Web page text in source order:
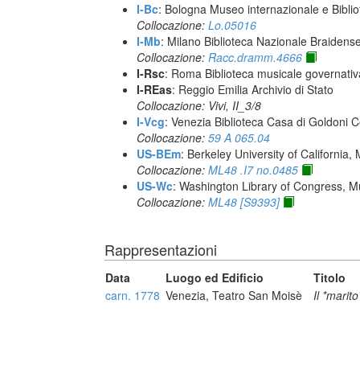
I-Bc: Bologna Museo internazionale e
Collocazione: Lo.05016
I-Mb: Milano Biblioteca Nazionale
Collocazione: Racc.dramm.4666
I-Rsc: Roma Biblioteca musicale
I-REas: Reggio Emilia Archivio di Stato
Collocazione: Vivi, II_3/8
I-Vcg: Venezia Biblioteca Casa di Goldoni
Collocazione: 59 A 065.04
US-BEm: Berkeley University of California,
Collocazione: ML48 .I7 no.0485
US-Wc: Washington Library of Congress,
Collocazione: ML48 [S9393]
Rappresentazioni
Data Luogo ed Edificio
Titolo
carn. 1778 Venezia, Teatro San Moisè Il